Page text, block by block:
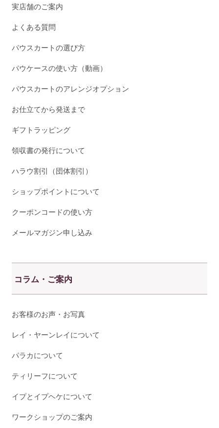
実店舗のご案内
よくある質問
パウスカートの選び方
パウケースの使い方（動画）
パウスカートのアレンジオプション
お仕立てから発送まで
ギフトラッピング
領収書の発行について
ハラウ割引（団体割引）
ショップポイントについて
クーポンコードの使い方
メールマガジン申し込み
コラム・ご案内
お客様のお声・お写真
レイ・ヤーンレイについて
パラカについて
ティリーフについて
イプとイプヘケについて
ワークショップのご案内